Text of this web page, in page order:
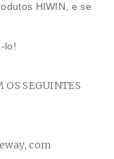
HIWIN , e se
lo!
SEGUINTES
com